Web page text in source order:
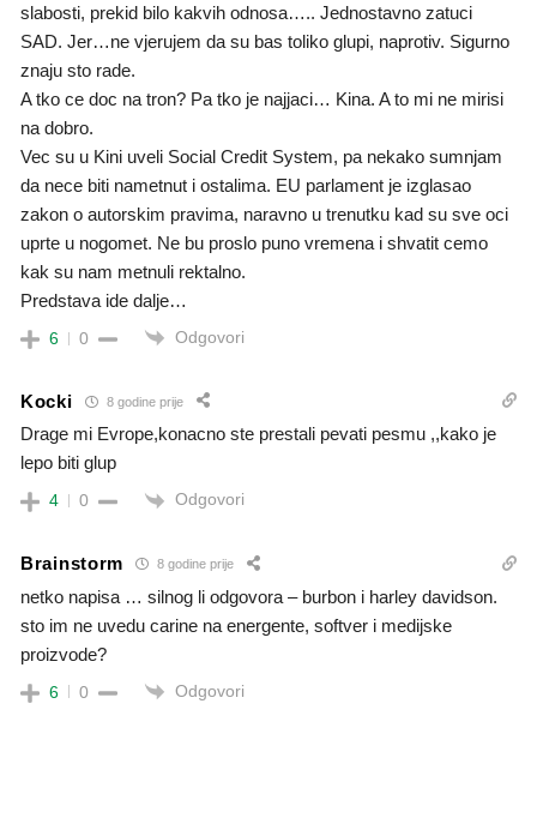
slabosti, prekid bilo kakvih odnosa….. Jednostavno zatuci
SAD. Jer…ne vjerujem da su bas toliko glupi, naprotiv. Sigurno
znaju sto rade.
A tko ce doc na tron? Pa tko je najjaci… Kina. A to mi ne mirisi
na dobro.
Vec su u Kini uveli Social Credit System, pa nekako sumnjam
da nece biti nametnut i ostalima. EU parlament je izglasao
zakon o autorskim pravima, naravno u trenutku kad su sve oci
uprte u nogomet. Ne bu proslo puno vremena i shvatit cemo
kak su nam metnuli rektalno.
Predstava ide dalje…
6 0 Odgovori
Kocki 8 godine prije
Drage mi Evrope,konacno ste prestali pevati pesmu ,,kako je
lepo biti glup
4 0 Odgovori
Brainstorm 8 godine prije
netko napisa … silnog li odgovora – burbon i harley davidson.
sto im ne uvedu carine na energente, softver i medijske
proizvode?
6 0 Odgovori